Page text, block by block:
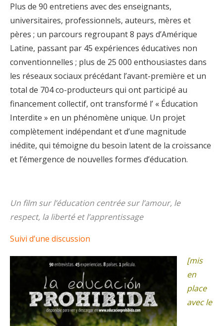
Plus de 90 entretiens avec des enseignants,
universitaires, professionnels, auteurs, mères et
pères ; un parcours regroupant 8 pays d’Amérique
Latine, passant par 45 expériences éducatives non
conventionnelles ; plus de 25 000 enthousiastes dans
les réseaux sociaux précédant l’avant-première et un
total de 704 co-producteurs qui ont participé au
financement collectif, ont transformé l’ « Éducation
Interdite » en un phénomène unique. Un projet
complètement indépendant et d’une magnitude
inédite, qui témoigne du besoin latent de la croissance
et l’émergence de nouvelles formes d’éducation.
Un film sur l’éducation centrée sur l’amour, le
respect, la liberté et l’apprentissage
Suivi d’une discussion
[mis
en
place
avec le